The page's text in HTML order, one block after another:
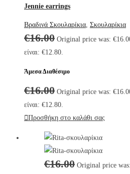
Jennie earrings
Βραδινά Σκουλαρίκια, Σκουλαρίκια
€16.00 Original price was:
είναι: €12.80.
Άμεσα Διαθέσιμο
€16.00 Original price was:
είναι: €12.80.
Προσθήκη στο καλάθι σας
€16.00 Original price